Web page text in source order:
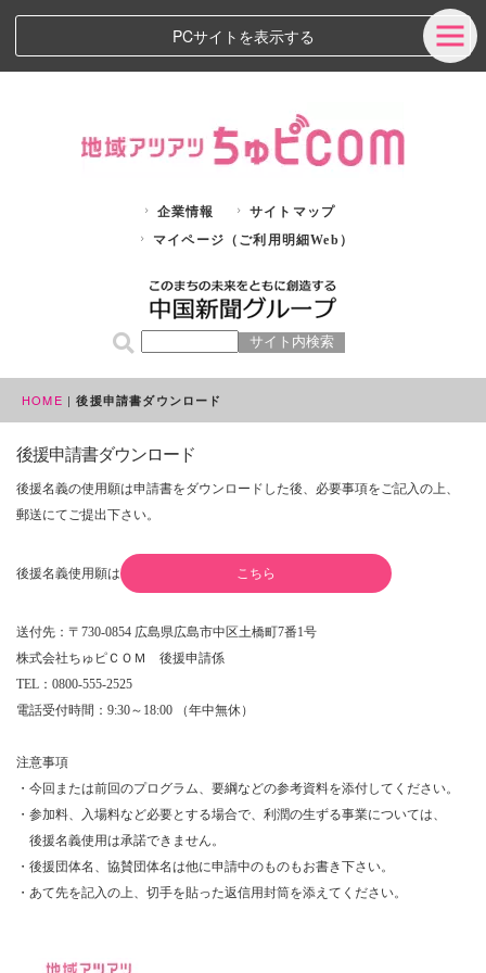
PCサイトを表示する
企業情報
サイトマップ
マイページ（ご利用明細Web）
HOME |後援申請書ダウンロード
後援申請書ダウンロード
後援名義の使用願は申請書をダウンロードした後、必要事項をご記入の上、
郵送にてご提出下さい。
後援名義使用願は こちら
送付先：〒730-0854 広島県広島市中区土橋町7番1号
株式会社ちゅピＣＯＭ 後援申請係
TEL：0800-555-2525
電話受付時間：9:30～18:00 （年中無休）
注意事項
・今回または前回のプログラム、要綱などの参考資料を添付してください。
・参加料、入場料など必要とする場合で、利潤の生ずる事業については、
後援名義使用は承諾できません。
・後援団体名、協賛団体名は他に申請中のものもお書き下さい。
・あて先を記入の上、切手を貼った返信用封筒を添えてください。